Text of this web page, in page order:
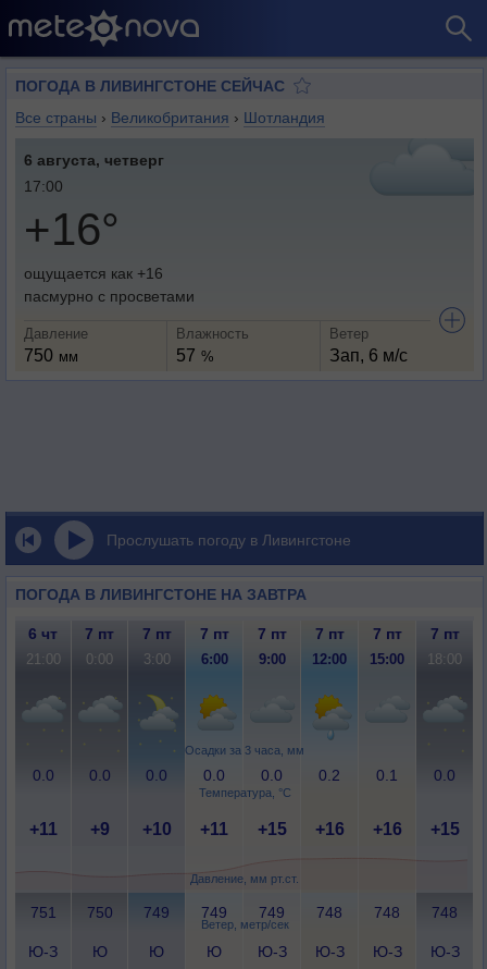
ПОГОДА В ЛИВИНГСТОНЕ СЕЙЧАС
Все страны › Великобритания › Шотландия
6 августа, четверг
17:00
+16°
ощущается как +16
пасмурно с просветами
Давление
750 мм
Влажность
57 %
Ветер
Зап, 6 м/с
Прослушать погоду в Ливингстоне
ПОГОДА В ЛИВИНГСТОНЕ НА ЗАВТРА
Осадки за 3 часа, мм
Температура, °C
Давление, мм рт.ст.
Ветер, метр/сек
6 чт 7 пт 7 пт 7 пт 7 пт 7 пт 7 пт 7 пт
21:00 0:00 3:00 6:00 9:00 12:00 15:00 18:00
0.0 0.0 0.0 0.0 0.0 0.2 0.1 0.0
+11 +9 +10 +11 +15 +16 +16 +15
751 750 749 749 749 748 748 748
Ю-З
Ю
Ю
Ю
Ю-З
Ю-З
Ю-З
Ю-З